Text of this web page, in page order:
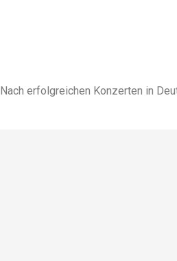
Nach erfolgreichen Konzerten in